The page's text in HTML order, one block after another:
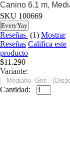
Canino 6.1 m,
SKU 100669
EveryYay
Reseñas (1) Mostrar
Reseñas Califica este
producto
$11.290
Variante:
Cantidad: